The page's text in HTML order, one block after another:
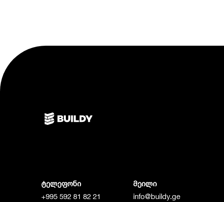
ტელეფონი
+995 592 81 82 21
მეილი
info@buildy.ge